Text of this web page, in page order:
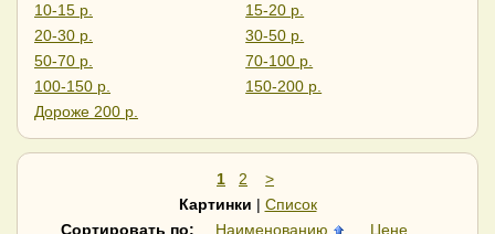
Edifier
Ednet
Epos
ExeGate
Fanvil
FIFINE
FiiO
Gembird
Genesis
Ginzzu
GMB Audio
Huawei
10-15 р.
15-20 р.
20-30 р.
30-50 р.
50-70 р.
70-100 р.
100-150 р.
150-200 р.
Дороже 200 р.
1 2
>
Картинки | Список
Сортировать по:
Наименованию Цене